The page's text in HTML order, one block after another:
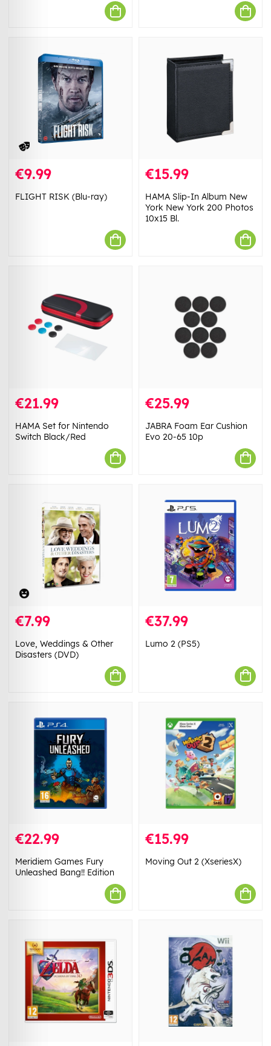
€9.99
FLIGHT RISK (Blu-ray)
€15.99
HAMA Slip-In Album New
York New York 200 Photos
10x15 Bl.
€21.99
HAMA Set for Nintendo
Switch Black/Red
€25.99
JABRA Foam Ear Cushion
Evo 20-65 10p
€7.99
Love, Weddings & Other
Disasters (DVD)
€37.99
Lumo 2 (PS5)
€22.99
Meridiem Games Fury
Unleashed Bang!! Edition
€15.99
Moving Out 2 (XseriesX)